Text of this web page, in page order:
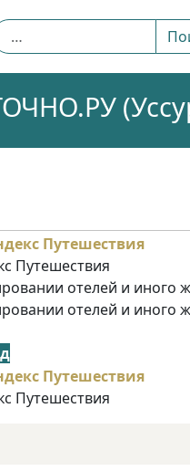
Путешествия
отелей и иного
отелей и иного
Путешествия